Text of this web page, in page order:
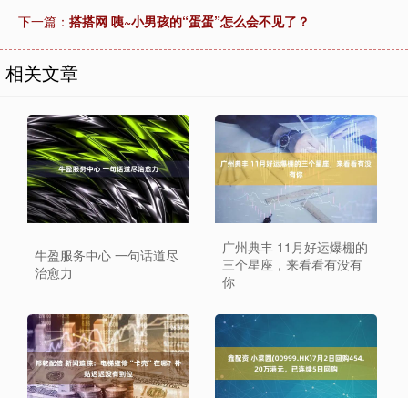
下一篇： 搭搭网 咦~小男孩的“蛋蛋”怎么会不见了？
相关文章
牛盈服务中心 一句话道尽
治愈力
广州典丰 11月好运爆棚的
三个星座，来看看有没有
你